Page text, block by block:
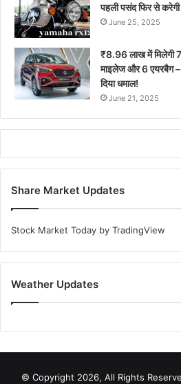
पहली पसंद फिर से करेगी
June 25, 2025
₹8.96 लाख में मिलेगी
माइलेज और 6
दिया धमाल!
June 21, 2025
Share Market Updates
Stock Market Today by TradingView
Weather Updates
© Copyright 2026, All Rights